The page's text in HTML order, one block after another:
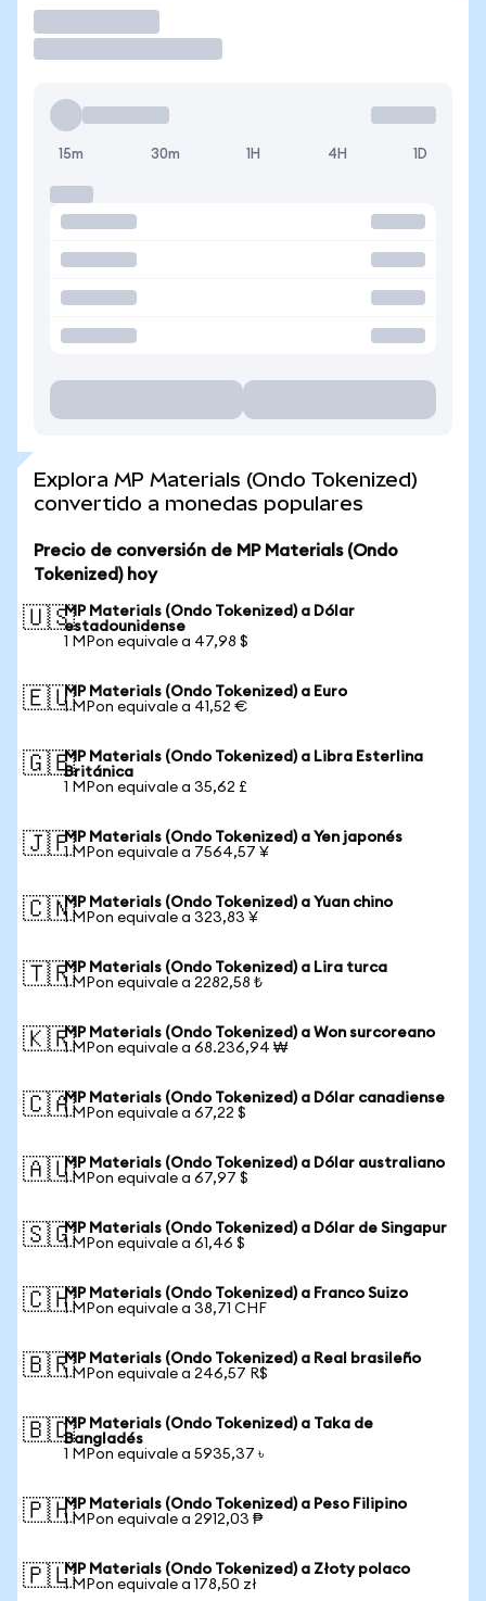
15m 30m 1H 4H 1D
Explora MP Materials (Ondo Tokenized)
convertido a monedas populares
Precio de conversión de MP Materials (Ondo
Tokenized) hoy
🇺🇸MP Materials (Ondo Tokenized) a Dólar
estadounidense
1 MPon equivale a 47,98 $
🇪🇺MP Materials (Ondo Tokenized) a Euro
1 MPon equivale a 41,52 €
🇬🇧MP Materials (Ondo Tokenized) a Libra Esterlina
Británica
1 MPon equivale a 35,62 £
🇯🇵MP Materials (Ondo Tokenized) a Yen japonés
1 MPon equivale a 7564,57 ¥
🇨🇳MP Materials (Ondo Tokenized) a Yuan chino
1 MPon equivale a 323,83 ¥
🇹🇷MP Materials (Ondo Tokenized) a Lira turca
1 MPon equivale a 2282,58 ₺
🇰🇷MP Materials (Ondo Tokenized) a Won surcoreano
1 MPon equivale a 68.236,94 ₩
🇨🇦MP Materials (Ondo Tokenized) a Dólar canadiense
1 MPon equivale a 67,22 $
🇦🇺MP Materials (Ondo Tokenized) a Dólar australiano
1 MPon equivale a 67,97 $
🇸🇬MP Materials (Ondo Tokenized) a Dólar de Singapur
1 MPon equivale a 61,46 $
🇨🇭MP Materials (Ondo Tokenized) a Franco Suizo
1 MPon equivale a 38,71 CHF
🇧🇷MP Materials (Ondo Tokenized) a Real brasileño
1 MPon equivale a 246,57 R$
🇧🇩MP Materials (Ondo Tokenized) a Taka de
Bangladés
1 MPon equivale a 5935,37 ৳
🇵🇭MP Materials (Ondo Tokenized) a Peso Filipino
1 MPon equivale a 2912,03 ₱
🇵🇱MP Materials (Ondo Tokenized) a Złoty polaco
1 MPon equivale a 178,50 zł